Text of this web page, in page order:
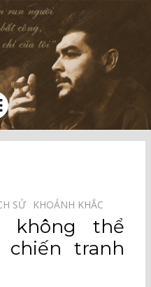
SỬ⠀ KHOẢNH KHẮC⠀
không thể
chiến tranh